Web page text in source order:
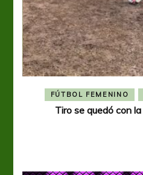
FÚTBOL FEMENINO
Tiro se quedó con